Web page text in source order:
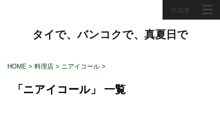
作成者
タイで、バンコクで、真夏日で
HOME > 料理店 > ニアイコール >
「ニアイコール」 一覧